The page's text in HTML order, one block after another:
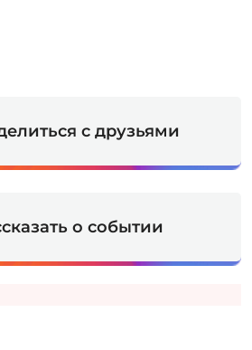
с друзьями
о событии